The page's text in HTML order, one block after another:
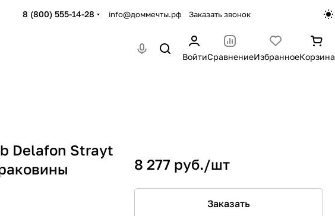
8 (800) 555-14-28 info@доммечты.рф Заказать звонок
ВойтиСравнениеИзбранноеКорзина
Delafon Strayt
8 277 руб./шт
Заказать